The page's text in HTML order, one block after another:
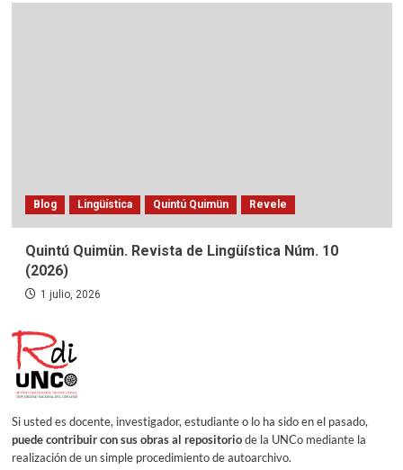
Blog Lingüística Quintú Quimün Revele
Quintú Quimün. Revista de Lingüística Núm. 10
(2026)
1 julio, 2026
Si usted es docente, investigador, estudiante o lo ha sido en el pasado,
puede contribuir con sus obras al repositoriode la UNCo mediante la
realización de un simple procedimiento de autoarchivo.